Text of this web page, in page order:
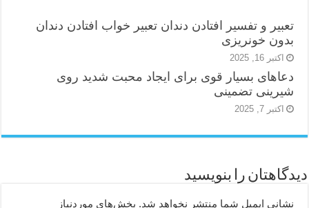
تعبیر و تفسیر افتادن دندان تعبیر خواب افتادن دندان
بدون خونریزی
اکتبر 16, 2025
دعاهای بسیار قوی برای ایجاد محبت شدید روی
شیرینی تضمینی
اکتبر 7, 2025
دیدگاهتان را بنویسید
نشانی ایمیل شما منتشر نخواهد شد. بخش‌های موردنیاز